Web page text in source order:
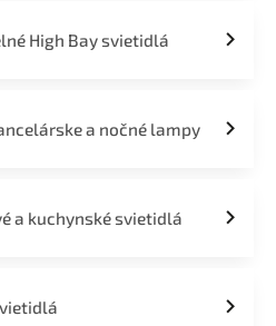
High Bay svietidlá
a nočné lampy
a kuchynské svietidlá